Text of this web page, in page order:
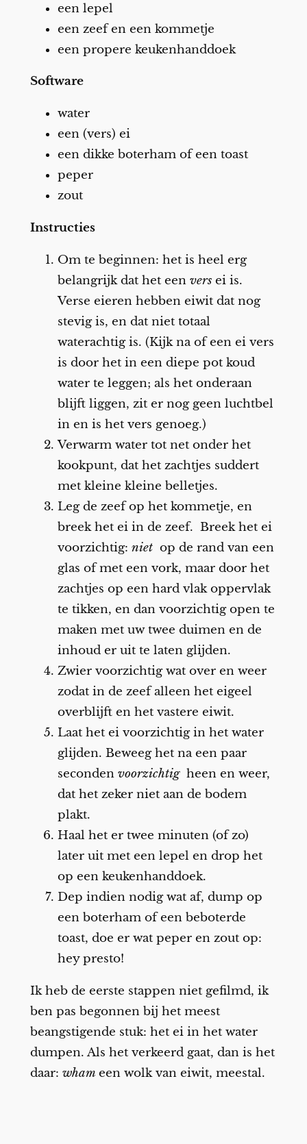
een lepel
een zeef en een kommetje
een propere keukenhanddoek
Software
water
een (vers) ei
een dikke boterham of een toast
peper
zout
Instructies
Om te beginnen: het is heel erg
belangrijk dat het een versei is.
Verse eieren hebben eiwit dat nog
stevig is, en dat niet totaal
waterachtig is. (Kijk na of een ei vers
is door het in een diepe pot koud
water te leggen; als het onderaan
blijft liggen, zit er nog geen luchtbel
in en is het vers genoeg.)
Verwarm water tot net onder het
kookpunt, dat het zachtjes suddert
met kleine kleine belletjes.
Leg de zeef op het kommetje, en
breek het ei in de zeef. Breek het ei
voorzichtig: nietop de rand van een
glas of met een vork, maar door het
zachtjes op een hard vlak oppervlak
te tikken, en dan voorzichtig open te
maken met uw twee duimen en de
inhoud er uit te laten glijden.
Zwier voorzichtig wat over en weer
zodat in de zeef alleen het eigeel
overblijft en het vastere eiwit.
Laat het ei voorzichtig in het water
glijden. Beweeg het na een paar
seconden voorzichtigheen en weer,
dat het zeker niet aan de bodem
plakt.
Haal het er twee minuten (of zo)
later uit met een lepel en drop het
op een keukenhanddoek.
Dep indien nodig wat af, dump op
een boterham of een beboterde
toast, doe er wat peper en zout op:
hey presto!
Ik heb de eerste stappen niet gefilmd, ik
ben pas begonnen bij het meest
beangstigende stuk: het ei in het water
dumpen. Als het verkeerd gaat, dan is het
daar: whameen wolk van eiwit, meestal.